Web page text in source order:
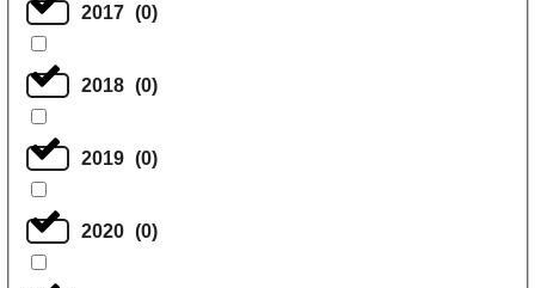
2017 (0)
2018 (0)
2019 (0)
2020 (0)